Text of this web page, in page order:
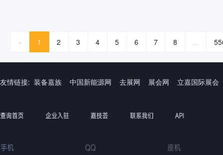
« 1 2 3 4 5 6 7 8 ...
友情链接: 装备嘉族 中国新能源网 去展网 展会网 立嘉国际展会